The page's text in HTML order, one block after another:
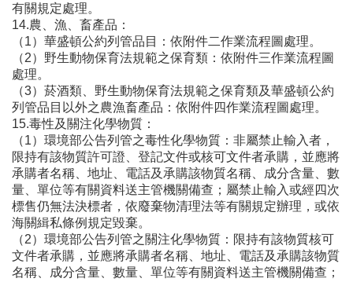
有關規定處理。
14.農、漁、畜產品：
（1）華盛頓公約列管品目：依附件二作業流程圖處理。
（2）野生動物保育法規範之保育類：依附件三作業流程圖
處理。
（3）菸酒類、野生動物保育法規範之保育類及華盛頓公約
列管品目以外之農漁畜產品：依附件四作業流程圖處理。
15.毒性及關注化學物質：
（1）環境部公告列管之毒性化學物質：非屬禁止輸入者，
限持有該物質許可證、登記文件或核可文件者承購，並應將
承購者名稱、地址、電話及承購該物質名稱、成分含量、數
量、單位等有關資料送主管機關備查；屬禁止輸入或經四次
標售仍無法決標者，依廢棄物清理法等有關規定辦理，或依
海關緝私條例規定毀棄。
（2）環境部公告列管之關注化學物質：限持有該物質核可
文件者承購，並應將承購者名稱、地址、電話及承購該物質
名稱、成分含量、數量、單位等有關資料送主管機關備查；